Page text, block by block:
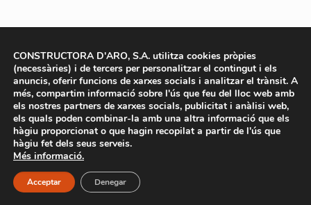
CONSTRUCTORA D'ARO, S.A. utilitza cookies pròpies
(necessàries) i de tercers per personalitzar el contingut i els
anuncis, oferir funcions de xarxes socials i analitzar el trànsit. A
més, compartim informació sobre l'ús que feu del lloc web amb
els nostres partners de xarxes socials, publicitat i anàlisi web,
els quals poden combinar-la amb una altra informació que els
hàgiu proporcionat o que hagin recopilat a partir de l'ús que
hàgiu fet dels seus serveis.
Més informació.
Acceptar Denegar